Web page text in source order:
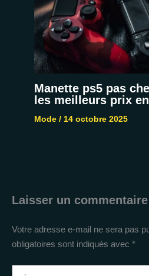
Manette ps5 pas
les meilleurs prix
Mode/ 14 octobre 2025
Laisser un commentaire
Votre adresse e-mail ne sera pas
obligatoires sont indiqués avec *